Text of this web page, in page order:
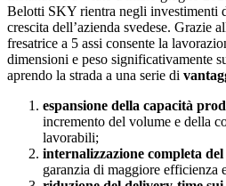
Belotti SKY rientra negli investimenti
crescita dell’azienda svedese. Grazie
fresatrice a 5 assi consente la
dimensioni e peso significativamente
aprendo la strada a una serie di
espansione della capacità
incremento del volume e della
lavorabili;
internalizzazione completa
garanzia di maggiore efficienza